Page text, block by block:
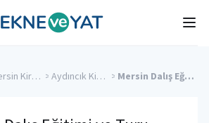
ve Yat
Mersin Kiralık Yatlar > Aydıncık Kiralık Yatlar > Mersin Dalış Eğitimi ve Turu